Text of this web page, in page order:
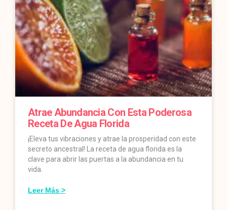
Atrae Abundancia Con Esta Poderosa
Receta De Agua Florida
¡Eleva tus vibraciones y atrae la prosperidad con este
secreto ancestral! La receta de agua florida es la
clave para abrir las puertas a la abundancia en tu
vida.
Leer Más >